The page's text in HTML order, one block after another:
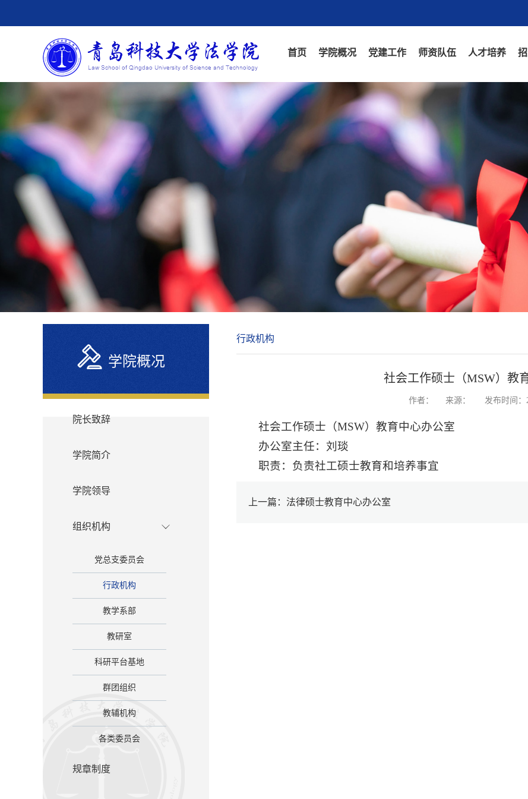
首页 学院概况 党建工作 师资队伍 人才培养
学院概况
院长致辞
学院简介
学院领导
组织机构
党总支委员会
行政机构
教学系部
教研室
科研平台基地
群团组织
教辅机构
各类委员会
规章制度
行政机构
社会工作硕士（MSW）教
作者： 来源： 发布时间：
社会工作硕士（MSW）教育中心办公室
办公室主任：刘琰
职责：负责社工硕士教育和培养事宜
上一篇：法律硕士教育中心办公室